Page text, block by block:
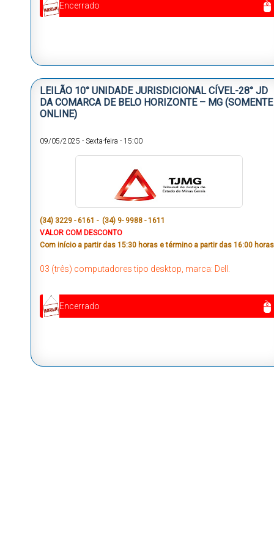
Encerrado
LEILÃO 10° UNIDADE JURISDICIONAL CÍVEL-28° JD
DA COMARCA DE BELO HORIZONTE – MG (SOMENTE
ONLINE)
09/05/2025 - Sexta-feira - 15:00
(34) 3229 - 6161 - (34) 9- 9988 - 1611
VALOR COM DESCONTO
Com início a partir das 15:30 horas e término a partir das 16:00
03 (três) computadores tipo desktop, marca: Dell.
Encerrado